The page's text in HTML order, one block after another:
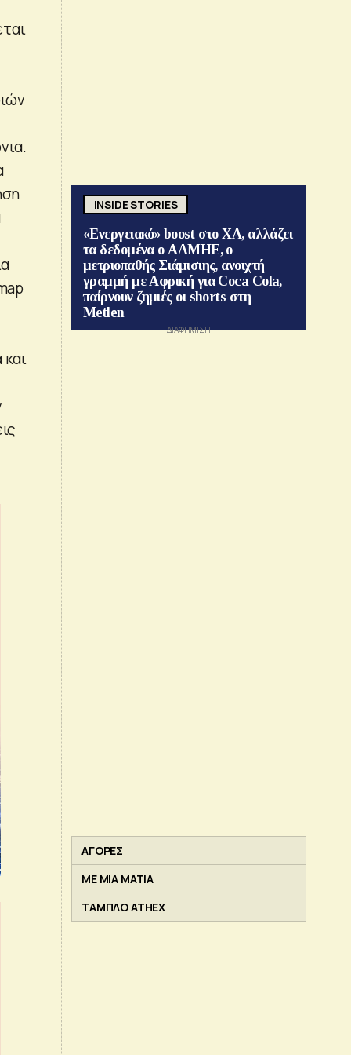
INSIDE STORIES
«Ενεργειακό» boost στο ΧΑ, αλλάζει
τα δεδομένα ο ΑΔΜΗΕ, ο
μετριοπαθής Σιάμισιης, ανοιχτή
γραμμή με Αφρική για Coca Cola,
παίρνουν ζημιές οι shorts στη
Metlen
ΑΓΟΡΕΣ
ΜΕ ΜΙΑ ΜΑΤΙΑ
ΤΑΜΠΛΟ ATHEX